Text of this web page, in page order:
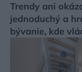
Trendy ani
jednoduchý a
bývanie, kde